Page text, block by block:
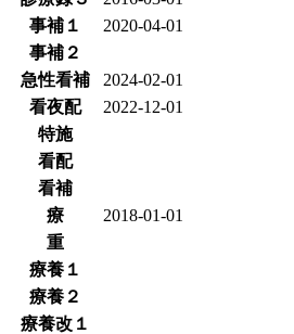
事補１
2020-04-01
事補２
急性看補
2024-02-01
看夜配
2022-12-01
特施
看配
看補
療
2018-01-01
重
療養１
療養２
療養改１